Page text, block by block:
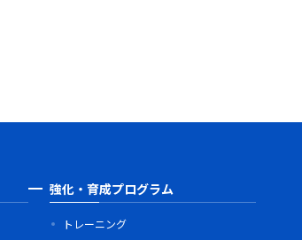
強化・育成プログラム
トレーニング